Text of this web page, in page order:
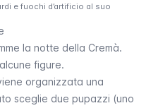
e fuochi d’artificio al suo
la notte della Cremà.
figure.
organizzata una
sceglie due pupazzi (uno